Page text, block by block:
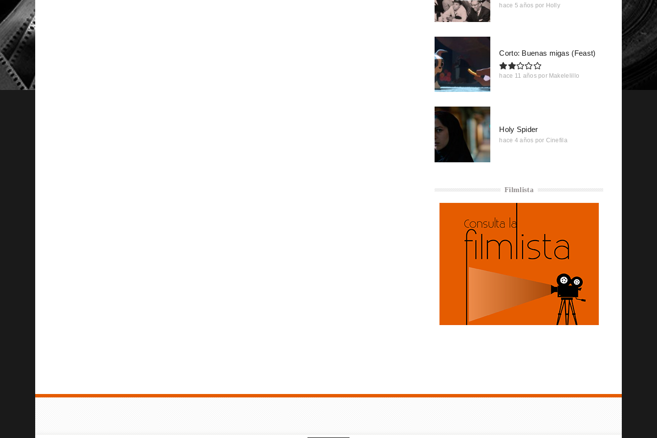
hace 5 años por Holly
Corto: Buenas migas (Feast)
hace 11 años por Makelelillo
Holy Spider
hace 4 años por Cinefila
Filmlista